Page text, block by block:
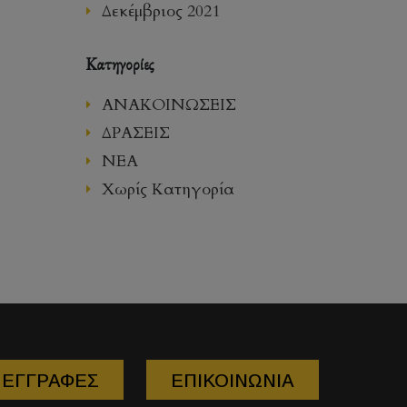
Δεκέμβριος 2021
Kατηγορίες
ΑΝΑΚΟΙΝΩΣΕΙΣ
ΔΡΑΣΕΙΣ
ΝΕΑ
Χωρίς Κατηγορία
ΕΠΙΚΟΙΝΩΝΙΑ
ΕΓΓΡΑΦΕΣ